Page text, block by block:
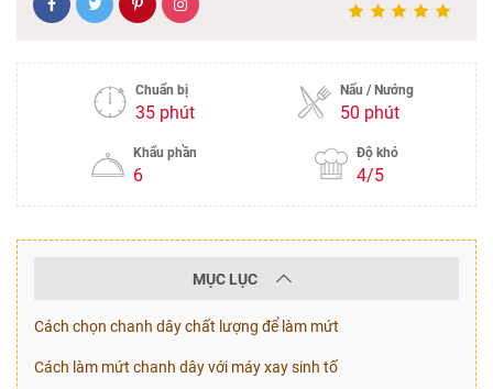
Chuẩn bị
35 phút
Nấu / Nướng
50 phút
Khẩu phần
6
Độ khó
4/5
MỤC LỤC
Cách chọn chanh dây chất lượng để làm mứt
Cách làm mứt chanh dây với máy xay sinh tố